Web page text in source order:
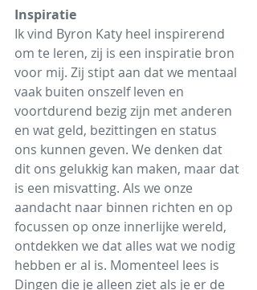
Inspiratie
Ik vind Byron Katy heel inspirerend
om te leren, zij is een inspiratie bron
voor mij. Zij stipt aan dat we mentaal
vaak buiten onszelf leven en
voortdurend bezig zijn met anderen
en wat geld, bezittingen en status
ons kunnen geven. We denken dat
dit ons gelukkig kan maken, maar dat
is een misvatting. Als we onze
aandacht naar binnen richten en op
focussen op onze innerlijke wereld,
ontdekken we dat alles wat we nodig
hebben er al is. Momenteel lees is
Dingen die je alleen ziet als je er de